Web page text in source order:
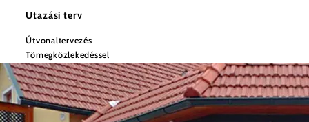
Utazási terv
Útvonaltervezés
Tömegközlekedéssel